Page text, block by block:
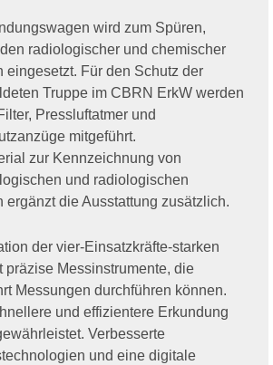
wird zum Spüren,
radiologischer und chemischer
eingesetzt. Für den Schutz der
Truppe im CBRN ErkW werden
Pressluftatmer und
mitgeführt.
zur Kennzeichnung von
und radiologischen
ergänzt die Ausstattung zusätzlich.
der vier-Einsatzkräfte-starken
präzise Messinstrumente, die
Messungen durchführen können.
und effizientere Erkundung
Verbesserte
und eine digitale